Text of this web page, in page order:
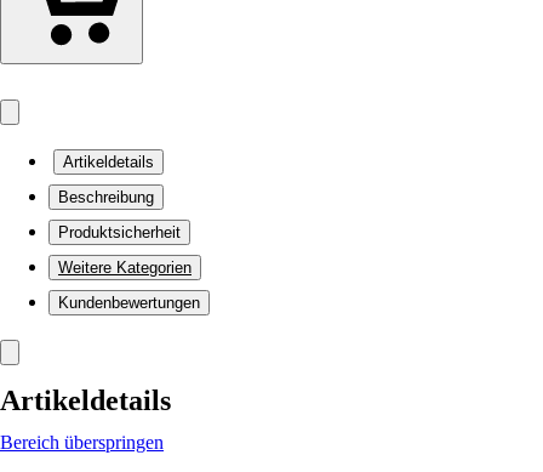
Artikeldetails
Beschreibung
Produktsicherheit
Weitere Kategorien
Kundenbewertungen
Artikeldetails
Bereich überspringen